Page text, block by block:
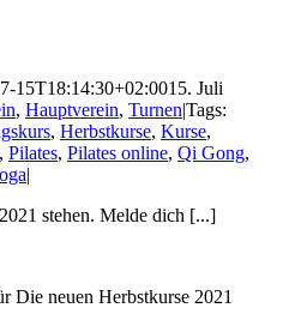
15T18:14:30+02:0015. Juli
, Hauptverein, Turnen|Tags:
, Herbstkurse, Kurse,
, Pilates, Pilates online, Qi Gong,
|
stehen. Melde dich [...]
Die neuen Herbstkurse 2021